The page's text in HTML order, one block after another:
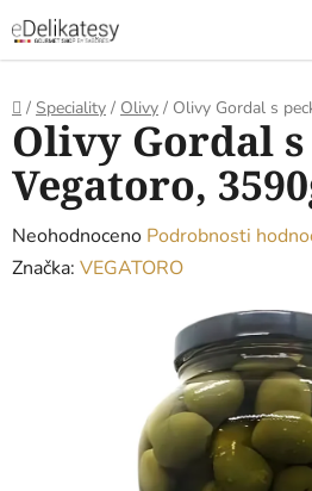
na
obsah
Domů
/ Speciality / Olivy / Olivy Gordal s
Olivy Gordal
Vegatoro,
Průměrné
hodnocení
Neohodnoceno Podrobnosti
Značka: VEGATORO